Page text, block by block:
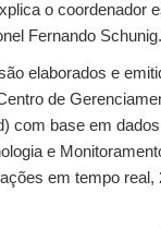
o coordenador
Fernando Schunig.
elaborados e
de
com base em
e
em tempo real,